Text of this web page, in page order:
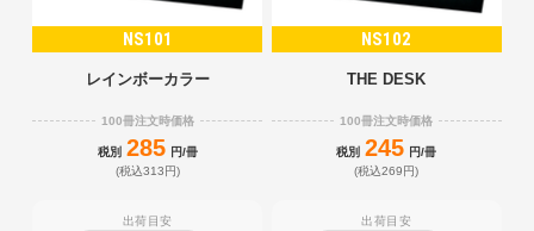
NS101
レインボーカラー
100冊注文時価格
税別 285 円/冊
(税込313円)
出荷目安
NS102
THE DESK
100冊注文時価格
税別 245 円/冊
(税込269円)
出荷目安